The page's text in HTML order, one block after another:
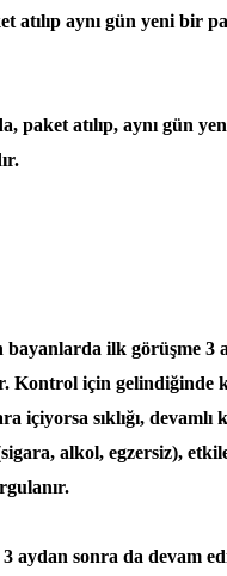
atılıp aynı gün yeni bir
paket atılıp, aynı gün
ilk görüşme 3
için gelindiğinde
içiyorsa sıklığı,
alkol, egzersiz),
aydan sonra da devam